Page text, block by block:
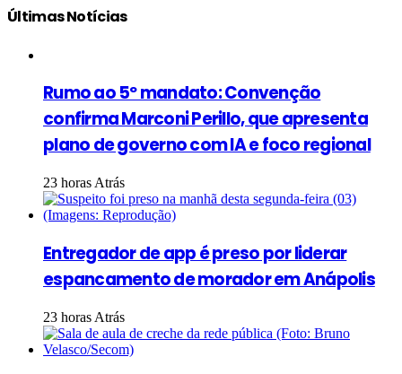
Últimas Notícias
Rumo ao 5º mandato: Convenção
confirma Marconi Perillo, que apresenta
plano de governo com IA e foco regional
23 horas Atrás
Entregador de app é preso por liderar
espancamento de morador em Anápolis
23 horas Atrás